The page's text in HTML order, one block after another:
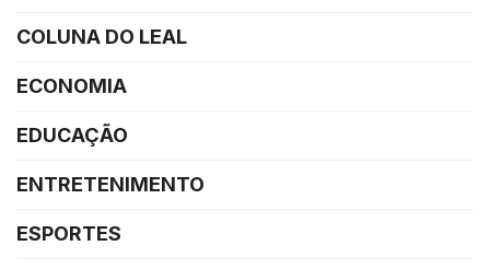
COLUNA DO LEAL
ECONOMIA
EDUCAÇÃO
ENTRETENIMENTO
ESPORTES